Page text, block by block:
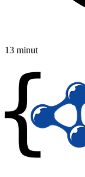
13 minut